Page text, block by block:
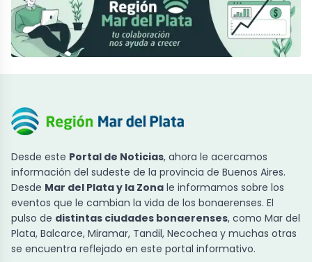
Desde este Portal de Noticias, ahora le acercamos
información del sudeste de la provincia de Buenos Aires.
Desde Mar del Plata y la Zona le informamos sobre los
eventos que le cambian la vida de los bonaerenses. El
pulso de distintas ciudades bonaerenses, como Mar del
Plata, Balcarce, Miramar, Tandil, Necochea y muchas otras
se encuentra reflejado en este portal informativo.